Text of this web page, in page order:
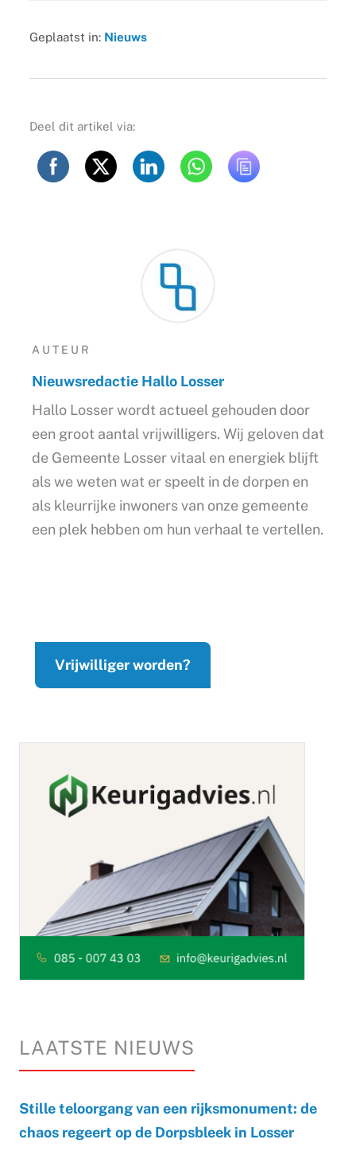
Geplaatst in: Nieuws
Deel dit artikel via:
AUTEUR
Nieuwsredactie Hallo Losser
Hallo Losser wordt actueel gehouden door
een groot aantal vrijwilligers. Wij geloven dat
de Gemeente Losser vitaal en energiek blijft
als we weten wat er speelt in de dorpen en
als kleurrijke inwoners van onze gemeente
een plek hebben om hun verhaal te vertellen.
Vrijwilliger worden?
LAATSTE NIEUWS
Stille teloorgang van een rijksmonument: de
chaos regeert op de Dorpsbleek in Losser